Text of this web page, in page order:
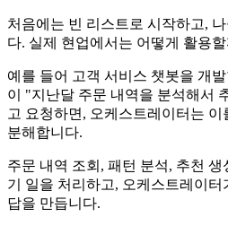
처음에는 빈 리스트로 시작하고,
다. 실제 현업에서는 어떻게 활용
예를 들어 고객 서비스 챗봇을 개
이 "지난달 주문 내역을 분석해서
고 요청하면, 오케스트레이터는
분해합니다.
주문 내역 조회, 패턴 분석, 추천
기 일을 처리하고, 오케스트레이
답을 만듭니다.